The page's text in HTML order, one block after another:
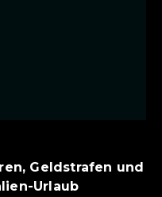
Geldstrafen und
Urlaub